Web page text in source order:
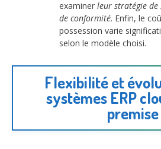
examiner leur stratégie de
de conformité. Enfin, le
possession varie
selon le modèle choisi.
Flexibilité et
systèmes ERP
premise